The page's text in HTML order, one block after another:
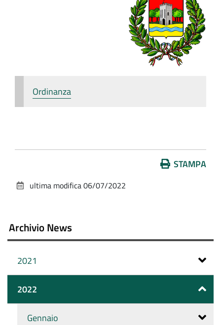
Ordinanza
documento
STAMPA
ultima modifica06/07/2022
Archivio News
2021
2022
Gennaio